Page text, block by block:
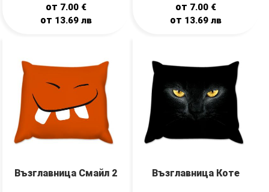
от 7.00 €
от 13.69 лв
от 7.00 €
от 13.69лв
Възглавница Смайл 2 Възглавница Коте